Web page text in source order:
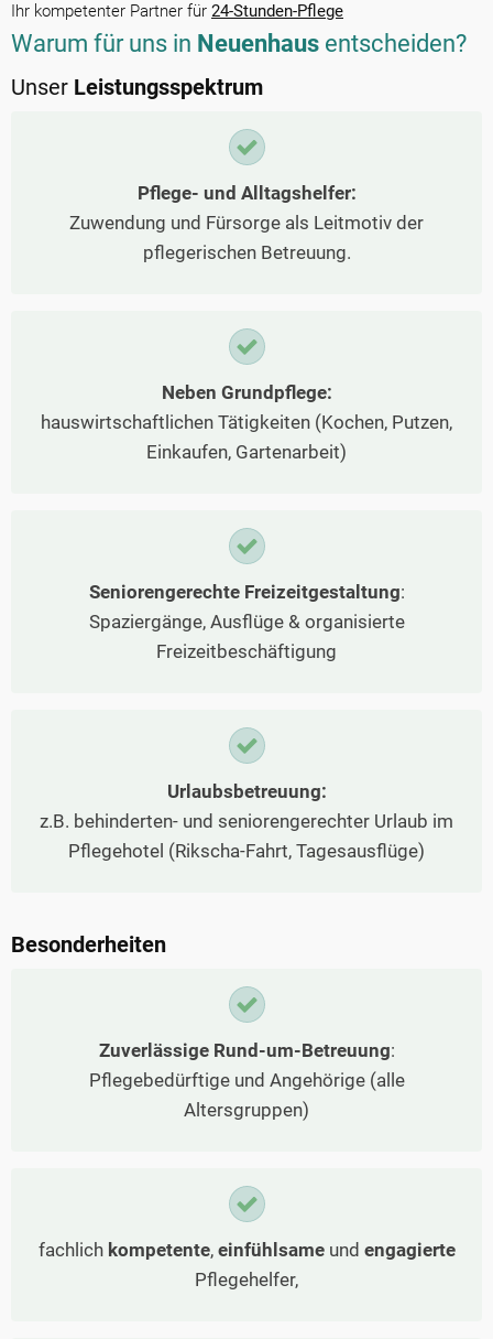
Ihr kompetenter Partner für 24-Stunden-Pflege
Warum für uns in Neuenhaus entscheiden?
Unser Leistungsspektrum
Pflege- und Alltagshelfer:
Zuwendung und Fürsorge als Leitmotiv der
pflegerischen Betreuung.
Neben Grundpflege:
hauswirtschaftlichen Tätigkeiten (Kochen, Putzen,
Einkaufen, Gartenarbeit)
Seniorengerechte Freizeitgestaltung:
Spaziergänge, Ausflüge & organisierte
Freizeitbeschäftigung
Urlaubsbetreuung:
z.B. behinderten- und seniorengerechter Urlaub im
Pflegehotel (Rikscha-Fahrt, Tagesausflüge)
Besonderheiten
Zuverlässige Rund-um-Betreuung:
Pflegebedürftige und Angehörige (alle
Altersgruppen)
fachlich kompetente, einfühlsameund engagierte
Pflegehelfer,